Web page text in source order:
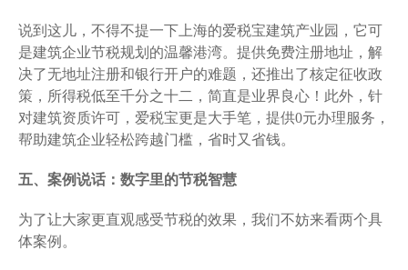
说到这儿，不得不提一下上海的爱税宝建筑产业园，它可
是建筑企业节税规划的温馨港湾。提供免费注册地址，解
决了无地址注册和银行开户的难题，还推出了核定征收政
策，所得税低至千分之十二，简直是业界良心！此外，针
对建筑资质许可，爱税宝更是大手笔，提供0元办理服务，
帮助建筑企业轻松跨越门槛，省时又省钱。
五、案例说话：数字里的节税智慧
为了让大家更直观感受节税的效果，我们不妨来看两个具
体案例。